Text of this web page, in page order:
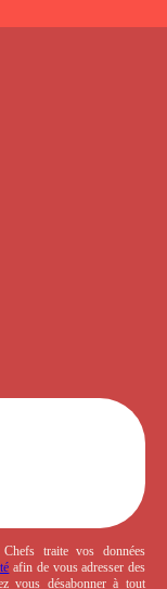
traite vos données
afin de vous adresser des
vous désabonner à tout